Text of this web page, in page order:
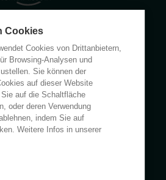
· 03503 Benidorm (Alicante)
965 855 100
Cookies
Cookies von Drittanbietern,
Browsing-Analysen und
Sie können der
auf dieser Website
auf die Schaltfläche
oder deren Verwendung
indem Sie auf
Weitere Infos in unserer